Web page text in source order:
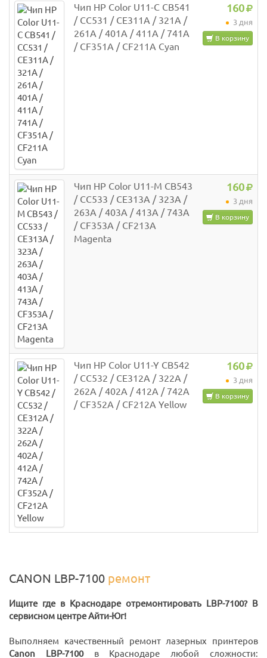
Чип HP Color U11-C CB541
/ CC531 / CE311A / 321A /
261A / 401A / 411A / 741A
/ CF351A / CF211A Cyan
160
3 дня
В корзину
Чип HP Color U11-M CB543
/ CC533 / CE313A / 323A /
263A / 403A / 413A / 743A
/ CF353A / CF213A
Magenta
160
3 дня
В корзину
Чип HP Color U11-Y CB542
/ CC532 / CE312A / 322A /
262A / 402A / 412A / 742A
/ CF352A / CF212A Yellow
160
3 дня
В корзину
CANON LBP-7100 ремонт
Ищите где в Краснодаре отремонтировать LBP-7100? В
сервисном центре Айти-Юг!
Выполняем качественный ремонт лазерных принтеров
Canon LBP-7100в Краснодаре любой сложности: